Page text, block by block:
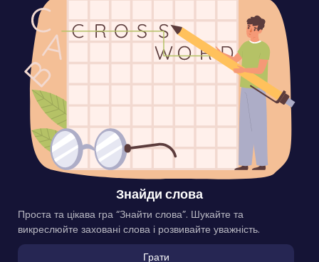
Знайди слова
Проста та цікава гра “Знайти слова”. Шукайте та
викреслюйте заховані слова і розвивайте уважність.
Грати